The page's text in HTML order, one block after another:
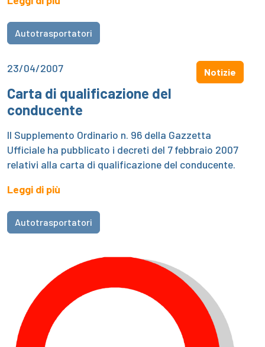
Autotrasportatori
23/04/2007 Notizie
Carta di qualificazione del
conducente
Il Supplemento Ordinario n. 96 della Gazzetta
Ufficiale ha pubblicato i decreti del 7 febbraio 2007
relativi alla carta di qualificazione del conducente.
Leggi di più
Autotrasportatori